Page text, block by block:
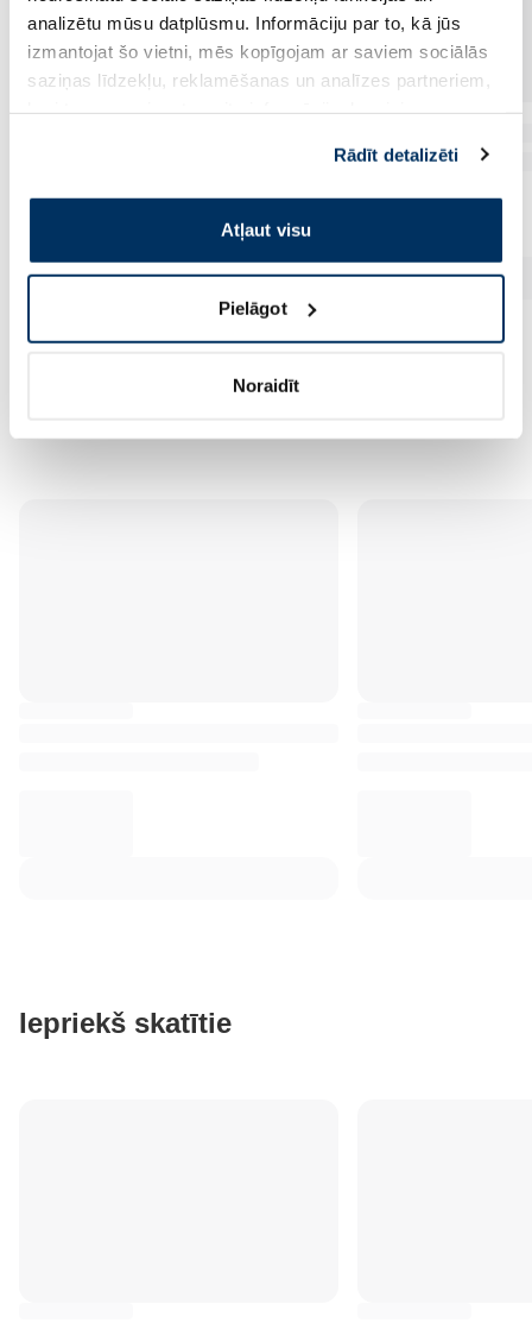
analizētu mūsu datplūsmu. Informāciju par to, kā jūs
izmantojat šo vietni, mēs kopīgojam ar saviem sociālās
saziņas līdzekļu, reklamēšanas un analīzes partneriem,
pakalpojumus. Ja piekrītat šo papildu sīkdatņu
izmantošanai, lūdzu, atzīmējiet savu izvēli:
Rādīt detalizēti
Atļaut visu
Pielāgot
Noraidīt
Iepriekš skatītie